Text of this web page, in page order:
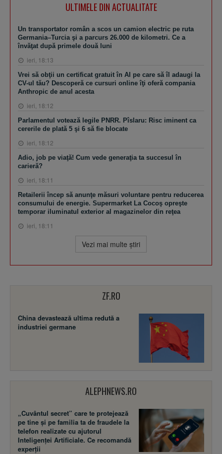
ULTIMELE DIN ACTUALITATE
Un transportator român a scos un camion electric pe ruta
Germania–Turcia şi a parcurs 26.000 de kilometri. Ce a
învăţat după primele două luni
ieri, 18:13
Vrei să obţii un certificat gratuit în AI pe care să îl adaugi la
CV-ul tău? Descoperă ce cursuri online îţi oferă compania
Anthropic de anul acesta
ieri, 18:12
Parlamentul votează legile PNRR. Pîslaru: Risc iminent ca
cererile de plată 5 şi 6 să fie blocate
ieri, 18:12
Adio, job pe viaţă! Cum vede generaţia ta succesul în
carieră?
ieri, 18:11
Retailerii încep să anunţe măsuri voluntare pentru reducerea
consumului de energie. Supermarket La Cocoş opreşte
temporar iluminatul exterior al magazinelor din reţea
ieri, 18:11
Vezi mai multe ştiri
ZF.RO
China devastează ultima redută a
industriei germane
ALEPHNEWS.RO
„Cuvântul secret” care te protejează
pe tine și pe familia ta de fraudele la
telefon realizate cu ajutorul
Inteligenței Artificiale. Ce recomandă
experții